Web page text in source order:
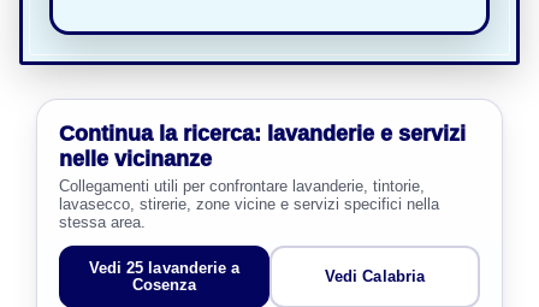
Continua la ricerca: lavanderie e servizi
nelle vicinanze
Collegamenti utili per confrontare lavanderie, tintorie,
lavasecco, stirerie, zone vicine e servizi specifici nella
stessa area.
Vedi 25 lavanderie a
Cosenza
Vedi Calabria